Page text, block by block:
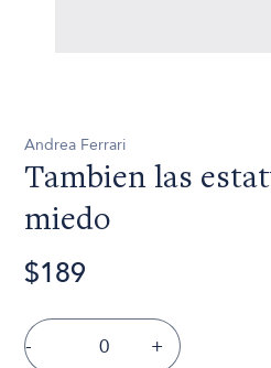
Andrea Ferrari
Tambien las
miedo
$189
- +